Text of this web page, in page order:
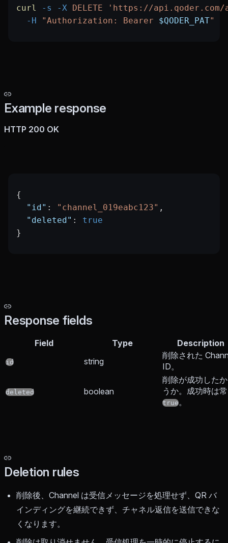
curl -s -X DELETE 'https://api.qoder.com/
  -H
"Authorization: Bearer $QODER_PAT"
Example response
HTTP 200 OK
{
  "id"
: "channel_019eabc123" ,
  "deleted"
: true
}
Response fields
Field Type Description
id string
削除された
ID。
deleted boolean
削除が成功した
うか。成功時は
true。
Deletion rules
削除後、Channel は受信メッセージを処理せず、QR バ
インディングを継続できず、チャネル返信を送信できな
くなります。